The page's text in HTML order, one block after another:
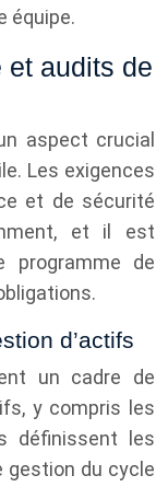
équipe.
et audits de
aspect crucial
Les exigences
et de sécurité
et il est
programme de
d’actifs
un cadre de
y compris les
définissent les
gestion du cycle